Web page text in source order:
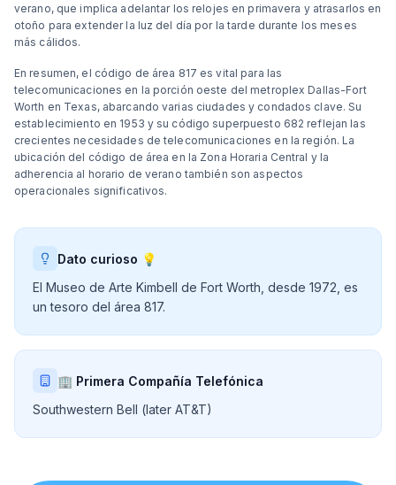
verano, que implica adelantar los relojes en primavera y atrasarlos en
otoño para extender la luz del día por la tarde durante los meses
más cálidos.
En resumen, el código de área 817 es vital para las
telecomunicaciones en la porción oeste del metroplex Dallas-Fort
Worth en Texas, abarcando varias ciudades y condados clave. Su
establecimiento en 1953 y su código superpuesto 682 reflejan las
crecientes necesidades de telecomunicaciones en la región. La
ubicación del código de área en la Zona Horaria Central y la
adherencia al horario de verano también son aspectos
operacionales significativos.
Dato curioso 💡
El Museo de Arte Kimbell de Fort Worth, desde 1972, es
un tesoro del área 817.
🏢 Primera Compañía Telefónica
Southwestern Bell (later AT&T)